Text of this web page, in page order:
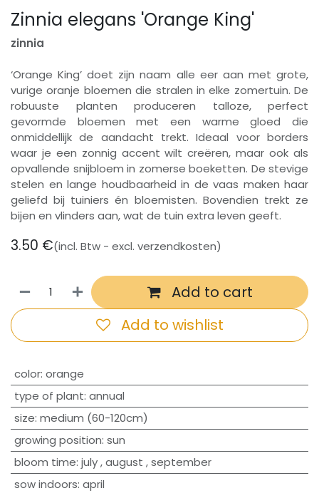
Zinnia elegans 'Orange King'
zinnia
‘Orange King’ doet zijn naam alle eer aan met grote,
vurige oranje bloemen die stralen in elke zomertuin. De
robuuste planten produceren talloze, perfect
gevormde bloemen met een warme gloed die
onmiddellijk de aandacht trekt. Ideaal voor borders
waar je een zonnig accent wilt creëren, maar ook als
opvallende snijbloem in zomerse boeketten. De stevige
stelen en lange houdbaarheid in de vaas maken haar
geliefd bij tuiniers én bloemisten. Bovendien trekt ze
bijen en vlinders aan, wat de tuin extra leven geeft.
3.50 €(incl. Btw - excl. verzendkosten)
Add to cart
Add to wishlist
​color: orange
type of plant: annual
size: medium (60-120cm)
growing position: sun
bloom time: july,august ,september
sow indoors: april